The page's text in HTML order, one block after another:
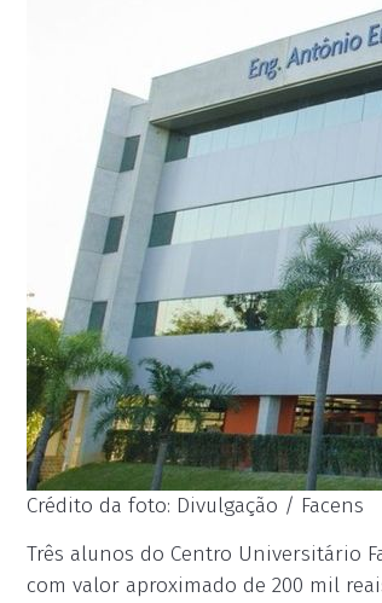
Crédito da foto: Divulgação / Facens
Três alunos do Centro Universitário
com valor aproximado de 200 mil